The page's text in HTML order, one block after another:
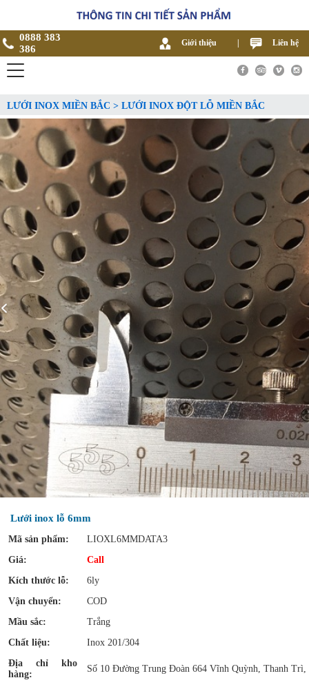
0888 383
386
Giới thiệu Liên hệ
LƯỚI INOX MIỀN BẮC > LƯỚI INOX ĐỘT LỖ MIỀN BẮC
Lưới inox lỗ 6mm
Mã sản phẩm:
LIOXL6MMDATA3
Giá:
Call
Kích thước lỗ:
6ly
Vận chuyển:
COD
Mầu sắc:
Trắng
Chất liệu:
Inox 201/304
Địa chỉ kho
hàng:
Số 10 Đường Trung Đoàn 664 Vĩnh Quỳnh, Thanh Trì,